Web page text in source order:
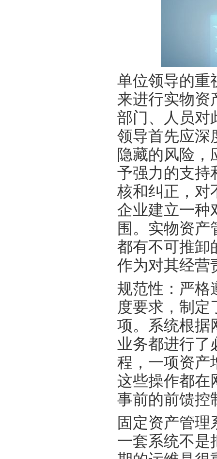
单位领导的重
来进行实物资
部门、人员对
领导首先应深
隐藏的风险
予强力的支持
核和纠正，对
企业建立一种
围。实物资
都有不可推卸
作为对其经营
规范性：严格
度要求，制定
项。系统根据
业务都进行了
程，一项资产
这些操作都在
事前的前馈控
固定资产管
一套系统不是